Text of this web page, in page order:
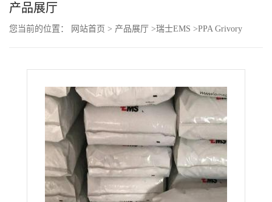
公
产品展厅
您当前的位置： 网站首页 > 产品展厅 >瑞士EMS >PPA Grivory